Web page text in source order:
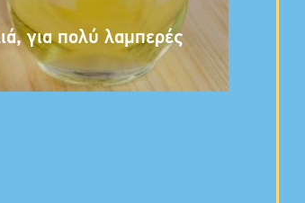
για πολύ λαμπερές